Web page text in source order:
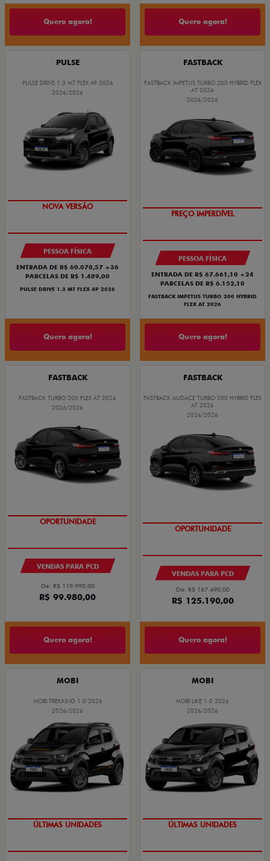
Quero agora! Quero agora!
PULSE
PULSE DRIVE 1.3 MT FLEX 4P 2026
2026/2026
PESSOA FÍSICA
ENTRADA DE R$ 60.070,57 +36
PARCELAS DE R$ 1.489,00
PULSE DRIVE 1.3 MT FLEX 4P 2026
Quero agora!
FASTBACK
FASTBACK IMPETUS TURBO 200 HYBRID FLEX
AT 2026
2026/2026
PESSOA FÍSICA
ENTRADA DE R$ 67.661,10 +24
PARCELAS DE R$ 6.152,10
FASTBACK IMPETUS TURBO 200 HYBRID
FLEX AT 2026
Quero agora!
FASTBACK
FASTBACK TURBO 200 FLEX AT 2026
2026/2026
OPORTUNIDADE
VENDAS PARA PCD
De: R$ 119.990,00
R$ 99.980,00
Quero agora!
FASTBACK
FASTBACK AUDACE TURBO 200 HYBRID FLEX
AT 2026
2026/2026
OPORTUNIDADE
VENDAS PARA PCD
De: R$ 167.490,00
R$ 125.190,00
Quero agora!
MOBI
MOBI TREKKING 1.0 2026
2026/2026
MOBI
MOBI LIKE 1.0 2026
2026/2026